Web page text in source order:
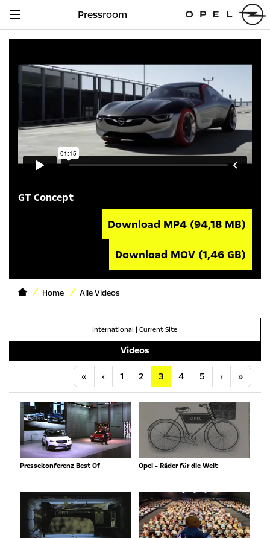
Navigation
Pressroom
GT Concept
Download MP4 (94,18 MB)
Download MOV (1,46 GB)
Home Alle Videos
International | Current Site
Videos
« Anfang
‹ Vorherige
1 2 3 4 5 ›Nächste
»
Pressekonferenz Best Of Opel - Räder für die Welt